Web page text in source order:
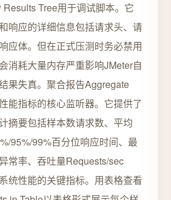
Tree用于调试脚本。它
响应的详细信息包括请求头、请
应体。但在正式压测时务必禁用
消耗大量内存严重影响JMeter自
果失真。聚合报告Aggregate
能指标的核心监听器。它提供了
摘要包括样本数请求数、平均
95%/99%百分位响应时间、最
常率、吞吐量Requests/sec
统性能的关键指标。用表格查看